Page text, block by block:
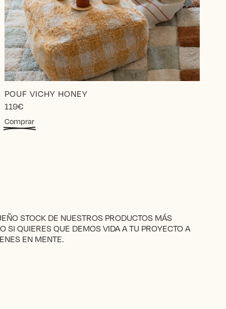
POUF VICHY HONEY
119€
Comprar
STOCK DE NUESTROS PRODUCTOS MÁS
SI QUIERES QUE DEMOS VIDA A TU PROYECTO A
EN MENTE.